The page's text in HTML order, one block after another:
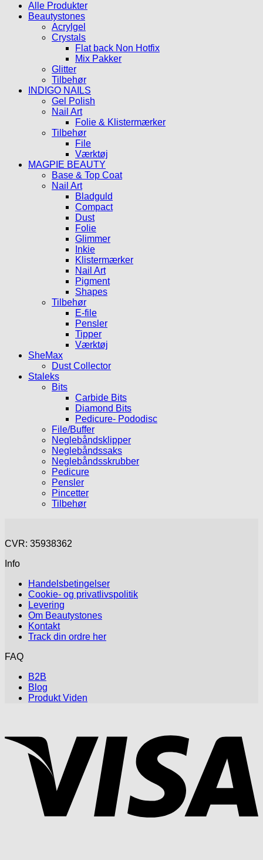
Alle Produkter
Beautystones
Acrylgel
Crystals
Flat back Non Hotfix
Mix Pakker
Glitter
Tilbehør
INDIGO NAILS
Gel Polish
Nail Art
Folie & Klistermærker
Tilbehør
File
Værktøj
MAGPIE BEAUTY
Base & Top Coat
Nail Art
Bladguld
Compact
Dust
Folie
Glimmer
Inkie
Klistermærker
Nail Art
Pigment
Shapes
Tilbehør
E-file
Pensler
Tipper
Værktøj
SheMax
Dust Collector
Staleks
Bits
Carbide Bits
Diamond Bits
Pedicure- Pododisc
File/Buffer
Neglebåndsklipper
Neglebåndssaks
Neglebåndsskrubber
Pedicure
Pensler
Pincetter
Tilbehør
CVR: 35938362
Info
Handelsbetingelser
Cookie- og privatlivspolitik
Levering
Om Beautystones
Kontakt
Track din ordre her
FAQ
B2B
Blog
Produkt Viden